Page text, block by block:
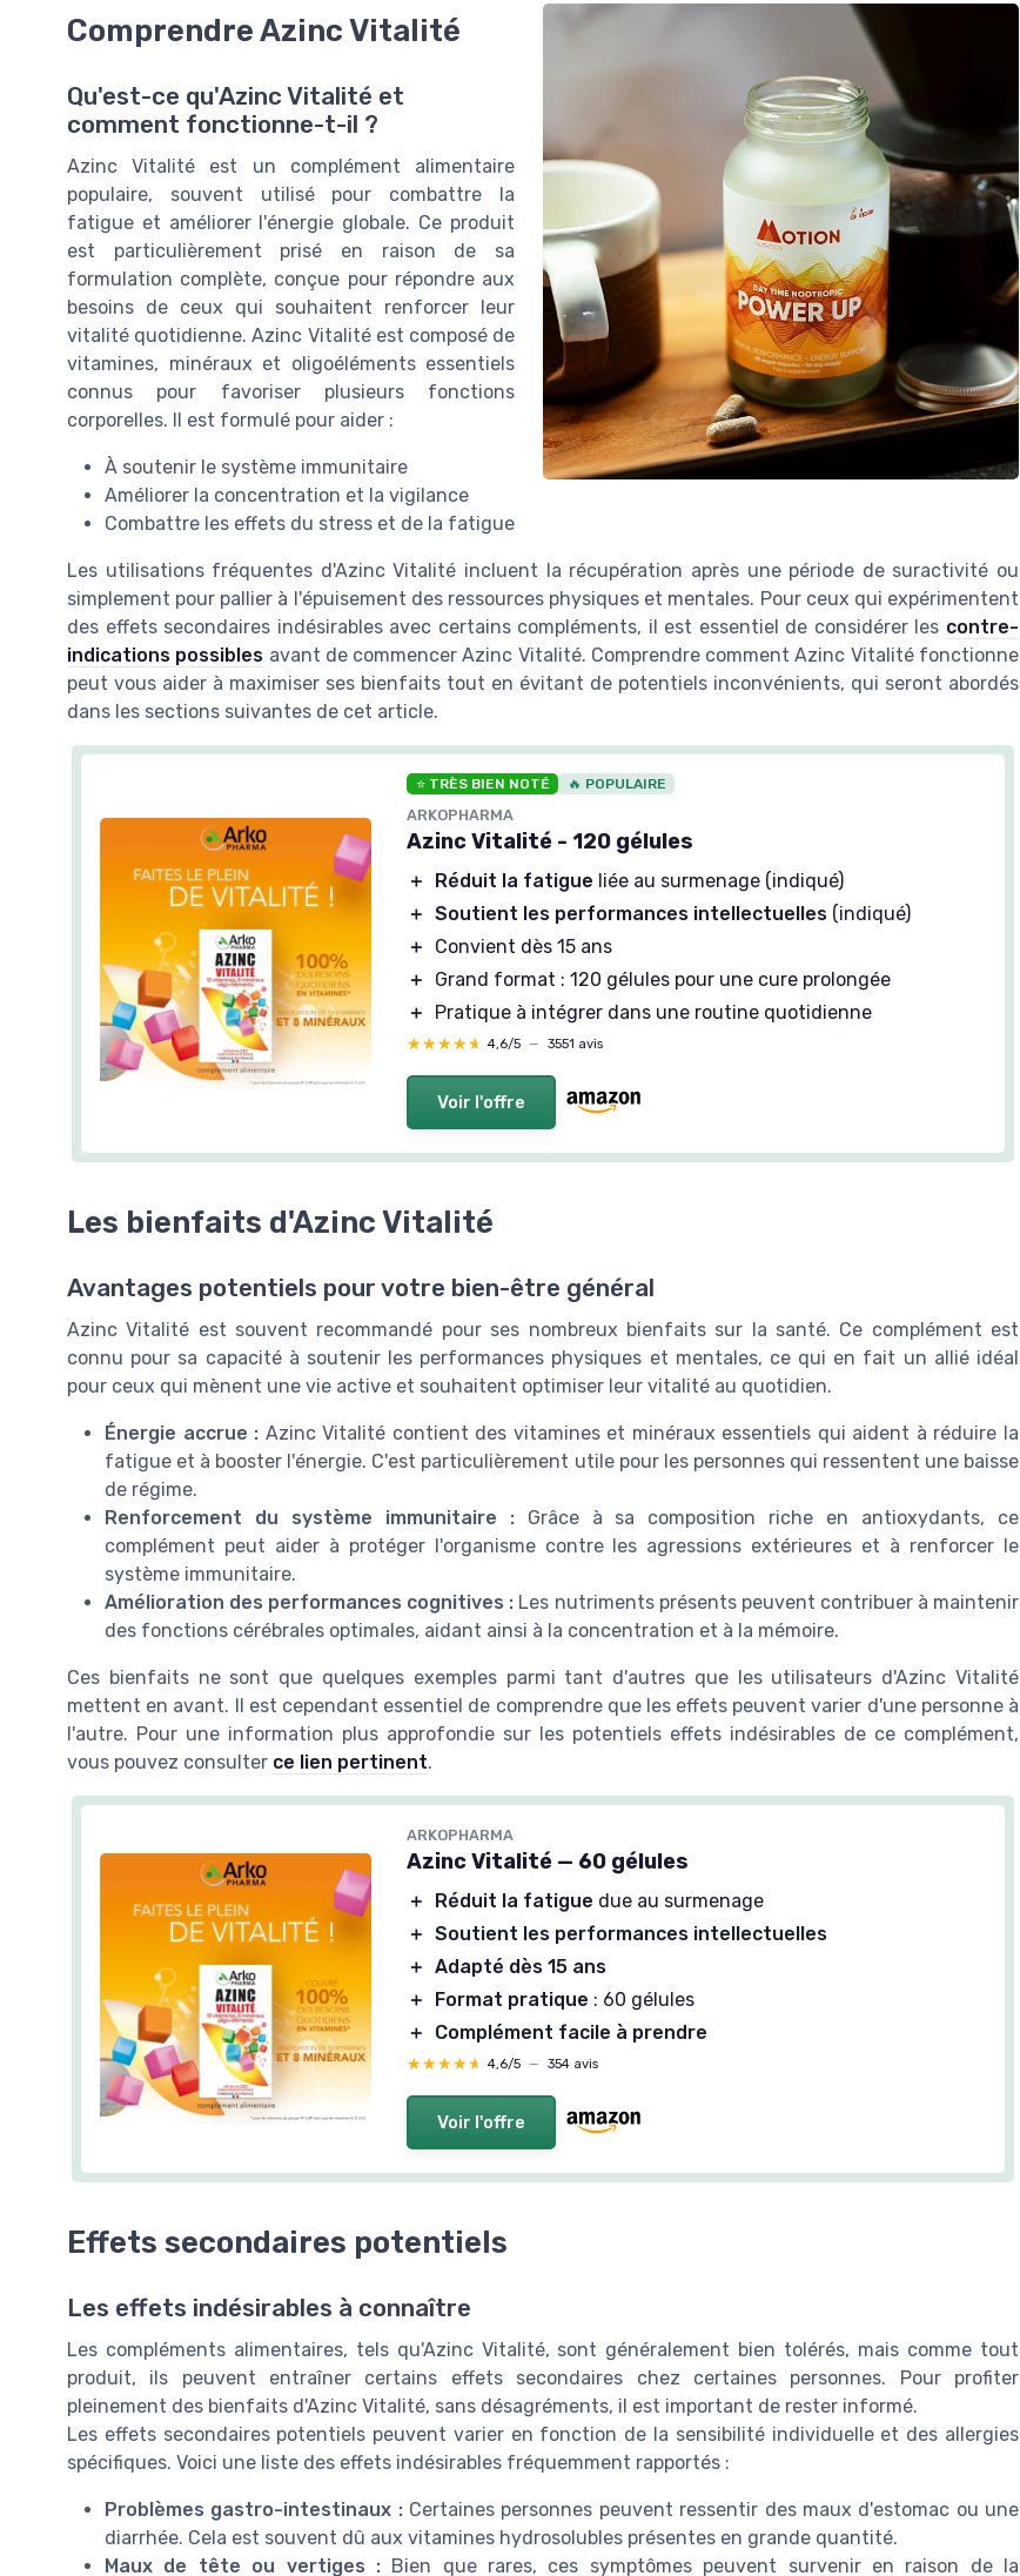
Comprendre Azinc Vitalité
Qu'est-ce qu'Azinc Vitalité et
comment fonctionne-t-il ?
Azinc Vitalité est un complément alimentaire
populaire, souvent utilisé pour combattre la
fatigue et améliorer l'énergie globale. Ce produit
est particulièrement prisé en raison de sa
formulation complète, conçue pour répondre aux
besoins de ceux qui souhaitent renforcer leur
vitalité quotidienne. Azinc Vitalité est composé de
vitamines, minéraux et oligoéléments essentiels
connus pour favoriser plusieurs fonctions
corporelles. Il est formulé pour aider :
À soutenir le système immunitaire
Améliorer la concentration et la vigilance
Combattre les effets du stress et de la fatigue
Les utilisations fréquentes d'Azinc Vitalité incluent la récupération après une période de suractivité ou
simplement pour pallier à l'épuisement des ressources physiques et mentales. Pour ceux qui expérimentent
des effets secondaires indésirables avec certains compléments, il est essentiel de considérer les contre-
indications possibles avant de commencer Azinc Vitalité. Comprendre comment Azinc Vitalité fonctionne
peut vous aider à maximiser ses bienfaits tout en évitant de potentiels inconvénients, qui seront abordés
dans les sections suivantes de cet article.
⭐ TRÈS BIEN NOTÉ 🔥 POPULAIRE
ARKOPHARMA
Azinc Vitalité - 120 gélules
＋ Réduit la fatigue liée au surmenage (indiqué)
＋ Soutient les performances intellectuelles (indiqué)
＋
Convient dès 15 ans
＋
Grand format : 120 gélules pour une cure prolongée
＋
Pratique à intégrer dans une routine quotidienne
★★★★★
★★★★★ 4,6/5 — 3551 avis
Voir l'offre
Les bienfaits d'Azinc Vitalité
Avantages potentiels pour votre bien-être général
Azinc Vitalité est souvent recommandé pour ses nombreux bienfaits sur la santé. Ce complément est
connu pour sa capacité à soutenir les performances physiques et mentales, ce qui en fait un allié idéal
pour ceux qui mènent une vie active et souhaitent optimiser leur vitalité au quotidien.
Énergie accrue : Azinc Vitalité contient des vitamines et minéraux essentiels qui aident à réduire la
fatigue et à booster l'énergie. C'est particulièrement utile pour les personnes qui ressentent une baisse
de régime.
Renforcement du système immunitaire :Grâce à sa composition riche en antioxydants, ce
complément peut aider à protéger l'organisme contre les agressions extérieures et à renforcer le
système immunitaire.
Amélioration des performances cognitives : Les nutriments présents peuvent contribuer à maintenir
des fonctions cérébrales optimales, aidant ainsi à la concentration et à la mémoire.
Ces bienfaits ne sont que quelques exemples parmi tant d'autres que les utilisateurs d'Azinc Vitalité
mettent en avant. Il est cependant essentiel de comprendre que les effets peuvent varier d'une personne à
l'autre. Pour une information plus approfondie sur les potentiels effets indésirables de ce complément,
vous pouvez consulter ce lien pertinent.
ARKOPHARMA
Azinc Vitalité — 60 gélules
＋ Réduit la fatigue due au surmenage
＋ Soutient les performances intellectuelles
＋ Adapté dès 15 ans
＋
Format pratique : 60 gélules
＋
Complément facile à prendre
★★★★★
★★★★★ 4,6/5 — 354 avis
Voir l'offre
Effets secondaires potentiels
Les effets indésirables à connaître
Les compléments alimentaires, tels qu'Azinc Vitalité, sont généralement bien tolérés, mais comme tout
produit, ils peuvent entraîner certains effets secondaires chez certaines personnes. Pour profiter
pleinement des bienfaits d'Azinc Vitalité, sans désagréments, il est important de rester informé.
Les effets secondaires potentiels peuvent varier en fonction de la sensibilité individuelle et des allergies
spécifiques. Voici une liste des effets indésirables fréquemment rapportés :
Problèmes gastro-intestinaux :Certaines personnes peuvent ressentir des maux d'estomac ou une
diarrhée. Cela est souvent dû aux vitamines hydrosolubles présentes en grande quantité.
Maux de tête ou vertiges :Bien que rares, ces symptômes peuvent survenir en raison de la